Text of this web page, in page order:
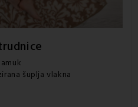
šuplja vlakna